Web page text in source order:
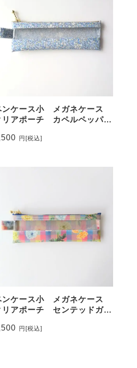
ンケース小 メガネケース
リアポーチ カペルペッパ
円[税込]
ンケース小 メガネケース
リアポーチ センテッドガー
細なイングリッシュ・ロー
円[税込]